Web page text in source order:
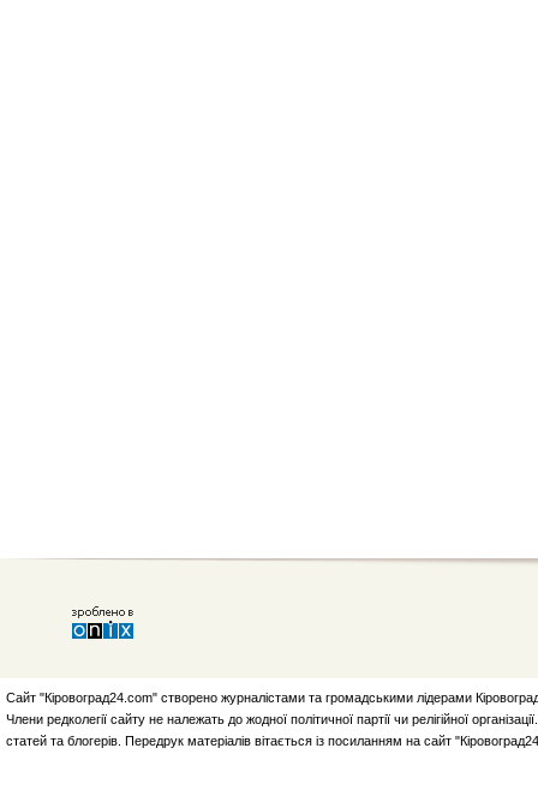
Сайт "Кіровоград24.com" створено журналістами та громадськими лідерами
Члени редколегії сайту не належать до жодної політичної партії чи релігійної
статей та блогерів. Передрук матеріалів вітається із посиланням на сайт